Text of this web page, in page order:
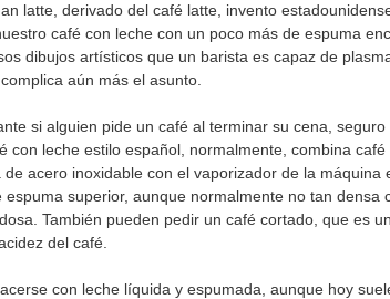
latte, derivado del café latte, invento
café con leche con un poco más de espuma
dibujos artísticos que un barista es capaz de
aún más el asunto.
si alguien pide un café al terminar su cena,
con leche estilo español, normalmente, combina
acero inoxidable con el vaporizador de la máquina
espuma superior, aunque normalmente no tan densa
También pueden pedir un café cortado, que es
del café.
con leche líquida y espumada, aunque hoy